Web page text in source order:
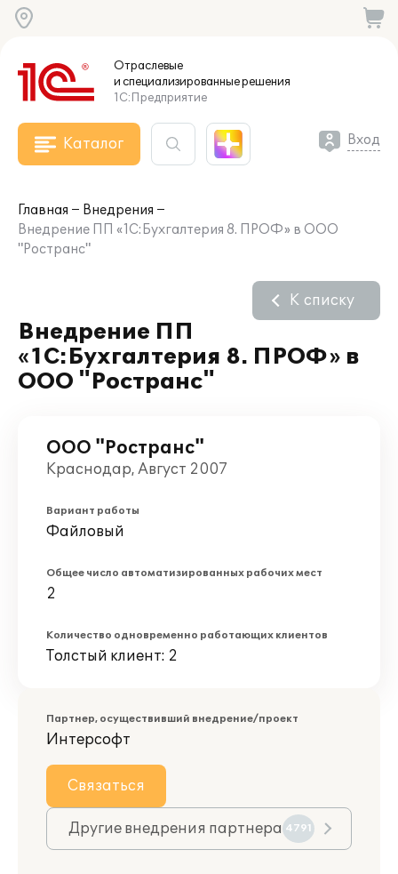
Отраслевые
и специализированныерешения
1С:Предприятие
Каталог Вход
Главная
Внедрения
Внедрение ПП «1С:Бухгалтерия 8. ПРОФ» в ООО
"Ространс"
Внедрение ПП
«1С:Бухгалтерия 8. ПРОФ» в
ООО "Ространс"
К списку
ООО "Ространс"
Краснодар, Август 2007
Вариант работы
Файловый
Общее число автоматизированных рабочих мест
2
Количество одновременно работающих клиентов
Толстый клиент: 2
Партнер, осуществивший внедрение/проект
Интерсофт
Связаться
Другие внедрения партнера 4791